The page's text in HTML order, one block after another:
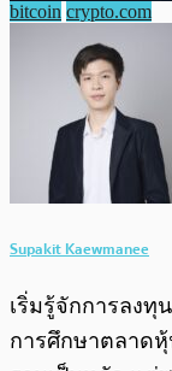
bitcoin crypto.com
Supakit Kaewmanee
เริ่มรู้จักการลงทุ
การศึกษาตลาด